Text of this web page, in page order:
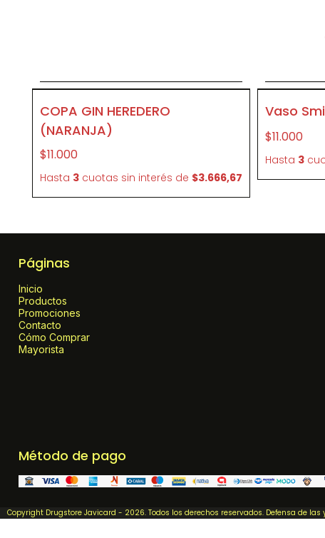
COPA GIN HEREDERO
(NARANJA)
$11.000
Hasta 3 cuotas sin interés de $3.666,67
Vaso
$11.000
Hasta 3
Páginas
Inicio
Productos
Promociones
Contacto
Cómo Comprar
Mayorista
Método de pago
Copyright Drugstore Javicard - 2026. Todos los derechos reservados. Defensa de